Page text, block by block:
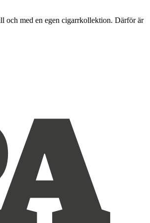
och med en egen cigarrkollektion. Därför är